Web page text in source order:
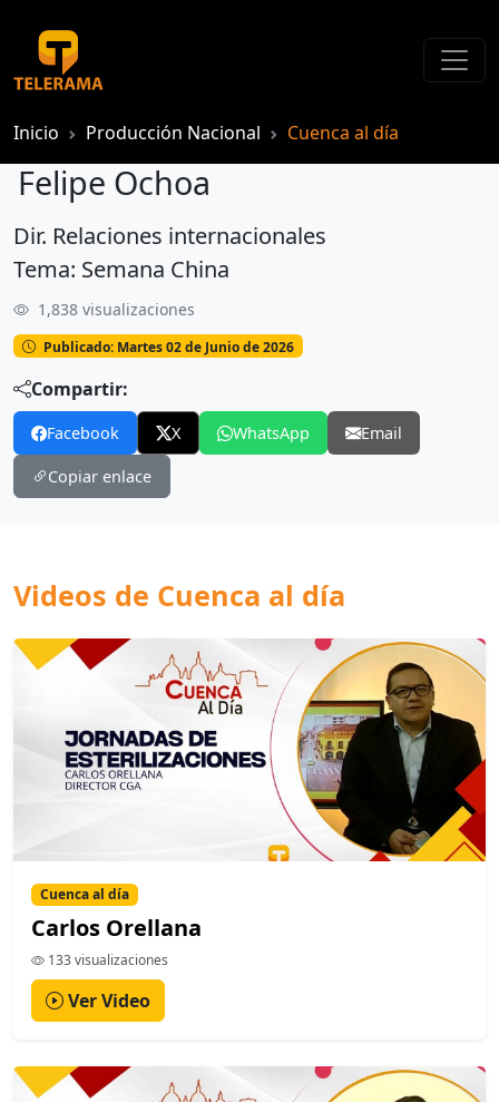
Inicio Producción Nacional Cuenca al día
Felipe Ochoa
Felipe Ochoa
Dir. Relaciones internacionales
Tema: Semana China
1,838 visualizaciones
Publicado: Martes 02 de Junio de 2026
Compartir:
Facebook X WhatsApp Email
Copiar enlace
Videos de Cuenca al día
Cuenca al día
Carlos Orellana
133 visualizaciones
Ver Video